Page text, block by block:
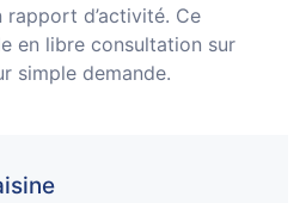
rapport d’activité. Ce
en libre consultation sur
simple demande.